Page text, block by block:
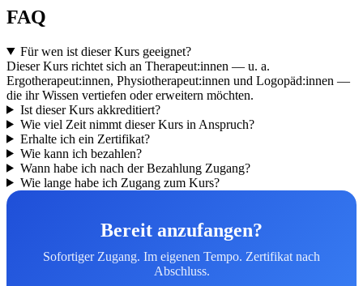
FAQ
Für wen ist dieser Kurs geeignet?
Dieser Kurs richtet sich an Therapeut:innen — u. a.
Ergotherapeut:innen, Physiotherapeut:innen und Logopäd:innen —
die ihr Wissen vertiefen oder erweitern möchten.
Ist dieser Kurs akkreditiert?
Wie viel Zeit nimmt dieser Kurs in Anspruch?
Erhalte ich ein Zertifikat?
Wie kann ich bezahlen?
Wann habe ich nach der Bezahlung Zugang?
Wie lange habe ich Zugang zum Kurs?
Bereit anzufangen?
Sofortiger Zugang. Im eigenen Tempo. Zertifikat nach
Abschluss.